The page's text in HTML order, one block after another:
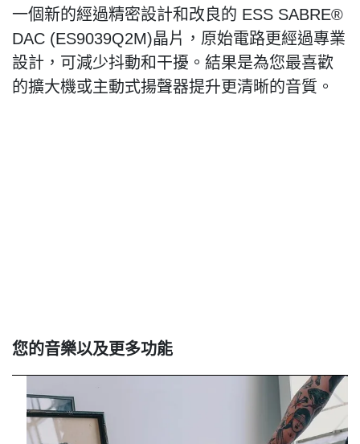
一個新的經過精密設計和改良的 ESS SABRE®
DAC (ES9039Q2M)晶片，原始電路更經過專業
設計，可減少抖動和干擾。結果是為您最喜歡
的擴大機或主動式揚聲器提升更清晰的音質。
您的音樂以及更多功能